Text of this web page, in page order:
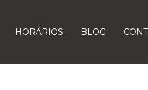
HORÁRIOS BLOG